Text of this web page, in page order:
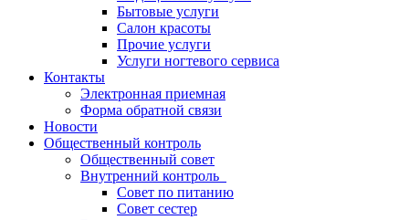
Бытовые услуги
Салон красоты
Прочие услуги
Услуги ногтевого сервиса
Контакты
Электронная приемная
Форма обратной связи
Новости
Общественный контроль
Общественный совет
Внутренний контроль
Совет по питанию
Совет сестер